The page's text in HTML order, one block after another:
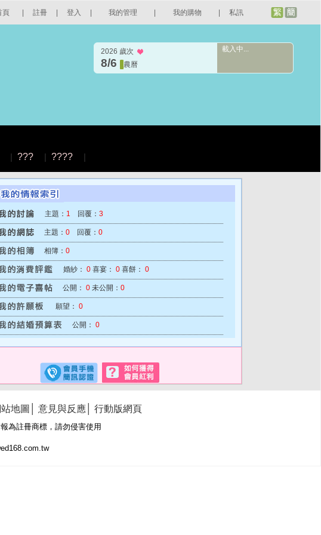
頁 註冊 登入 我的管理 我的購物 私訊
2026 歲次
8/6 農曆
載入中...
| ??? | ???? |
主題： 1 回覆： 3
主題： 0 回覆： 0
相簿： 0
婚紗： 0 喜宴： 0 喜餅： 0
公開： 0 未公開： 0
願望： 0
公開： 0
地圖 意見與反應 行動版網頁
為註冊商標，請勿侵害使用